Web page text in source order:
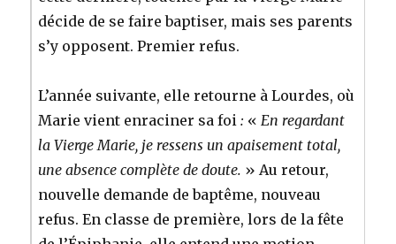
décide de se faire baptiser, mais ses parents
s’y opposent. Premier refus.
L’année suivante, elle retourne à Lourdes, où
Marie vient enraciner sa foi: «En regardant
la Vierge Marie, je ressens un apaisement total,
une absence complète de doute. » Au retour,
nouvelle demande de baptême, nouveau
refus. En classe de première, lors de la fête